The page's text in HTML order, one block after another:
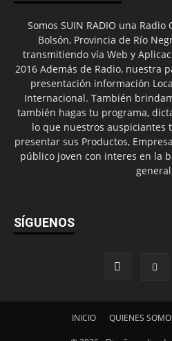
Somos SUIN RADIO una
Bolsón, Provincia de Río
transmitiendo vía Web y
2016 Además de Radio, nuestra
presentación información
Internacional. También
también hagas tu programa,
lo que nuestros auspiciantes
presentar sus Productos,
público joven con interes en la
SÍGUENOS
INICIO QUIENES